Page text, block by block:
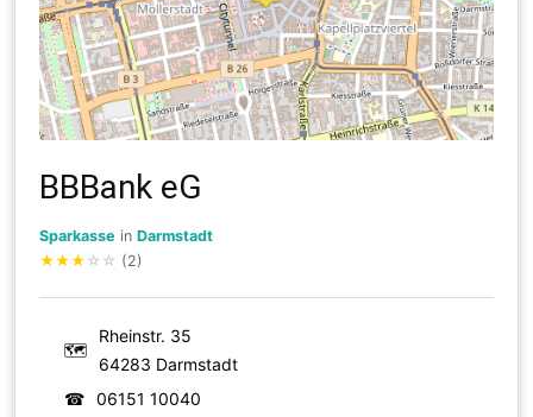
BBBank eG
Sparkasse inDarmstadt
★★★ ☆ ☆ (2)
🗺
Rheinstr. 35
64283 Darmstadt
☎
06151 10040